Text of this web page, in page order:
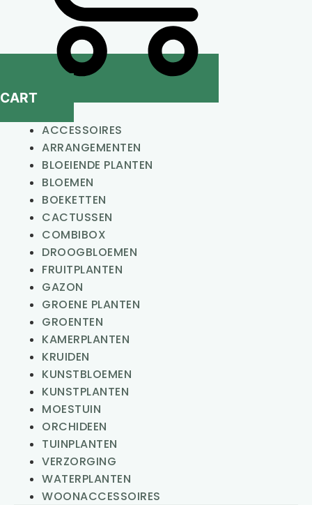
CART
ACCESSOIRES
ARRANGEMENTEN
BLOEIENDE PLANTEN
BLOEMEN
BOEKETTEN
CACTUSSEN
COMBIBOX
DROOGBLOEMEN
FRUITPLANTEN
GAZON
GROENE PLANTEN
GROENTEN
KAMERPLANTEN
KRUIDEN
KUNSTBLOEMEN
KUNSTPLANTEN
MOESTUIN
ORCHIDEEN
TUINPLANTEN
VERZORGING
WATERPLANTEN
WOONACCESSOIRES